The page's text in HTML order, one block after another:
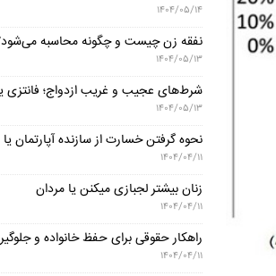
۱۴۰۴/۰۵/۱۴
نفقه زن چیست و چگونه محاسبه
۱۴۰۴/۰۵/۱۳
شرط‌های عجیب و غریب ازدواج؛ فانتزی
۱۴۰۴/۰۵/۱۳
نحوه گرفتن خسارت از سازنده آپارتمان
۱۴۰۴/۰۴/۱۱
زنان بیشتر لجبازی میکنن یا مردان
۱۴۰۴/۰۴/۱۱
راهکار حقوقی برای حفظ خانواده و
۱۴۰۴/۰۴/۱۱